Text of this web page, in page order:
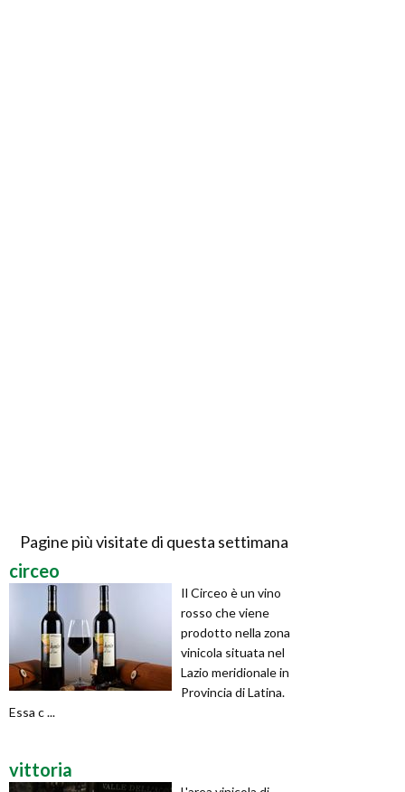
Pagine più visitate di questa settimana
circeo
Il Circeo è un vino
rosso che viene
prodotto nella zona
vinicola situata nel
Lazio meridionale in
Provincia di Latina.
Essa c ...
vittoria